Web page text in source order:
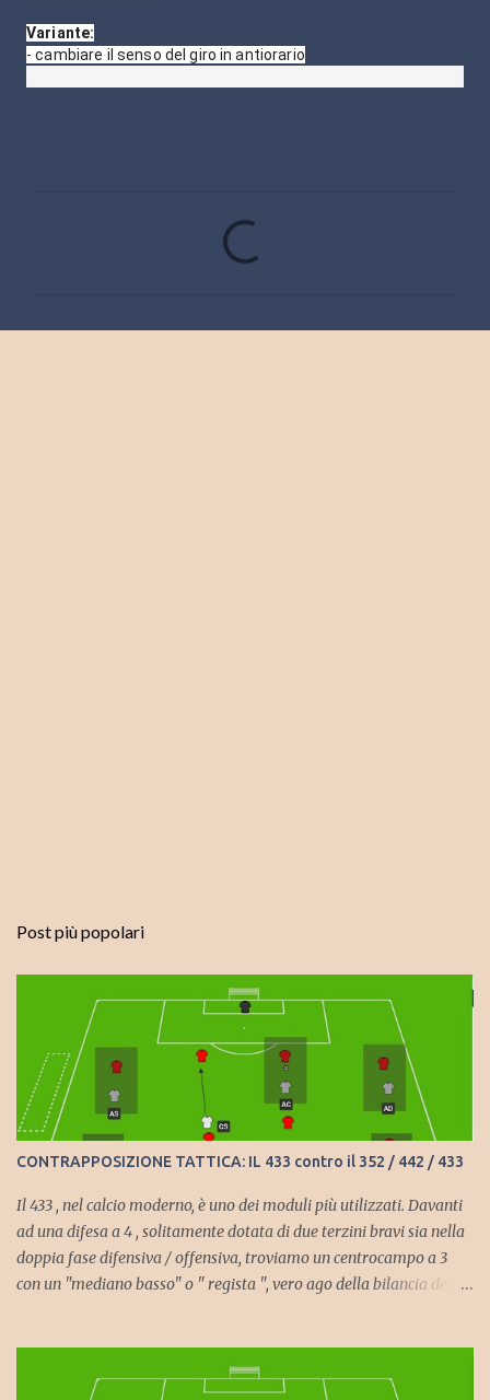
Variante:
- cambiare il senso del giro in antiorario
Post più popolari
CONTRAPPOSIZIONE TATTICA: IL 433 contro il 352 / 442 / 433
Il 433 , nel calcio moderno, è uno dei moduli più utilizzati. Davanti
ad una difesa a 4 , solitamente dotata di due terzini bravi sia nella
doppia fase difensiva / offensiva, troviamo un centrocampo a 3
con un "mediano basso" o " regista ", vero ago della bilancia della
difensivo, di posizione , in modo da coprire bene la difesa da
possibile inserimenti di centrocampisti avversari o di posizione in